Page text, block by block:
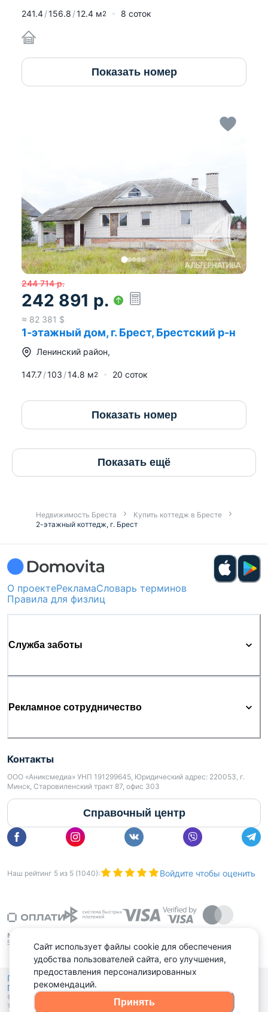
241.4 156.8 12.4 м2 8 соток
Показать номер
244 714 р.
242 891 р.
≈ 82 381 $
1-этажный дом, г. Брест, Брестский р-н
Ленинский район,
147.7 103 14.8 м2 20 соток
Показать номер
Показать ещё
Недвижимость Бреста
Купить коттедж в Бресте
2-этажный коттедж, г. Брест
О проектеРекламаСловарь терминов
Правила для физлиц
Служба заботы
Рекламное сотрудничество
Контакты
ООО «Аниксмедиа» УНП 191299645, Юридический адрес: 220053, г.
Минск, Старовиленский тракт 87, офис 303
Справочный центр
Наш рейтинг 5 из 5 (1040): Войдите чтобы оценить
Политика конфиденциальности,
Политика обработки файлов кукииВыбор настроек Cookies
© 2015 - 2026, Domovita.by. Копирование материалов допускается
только при наличии активной ссылки.
Сайт использует файлы cookie для обеспечения
удобства пользователей сайта, его улучшения,
предоставления персонализированных
рекомендаций.
Принять